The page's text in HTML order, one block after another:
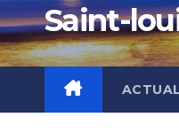
Saint-